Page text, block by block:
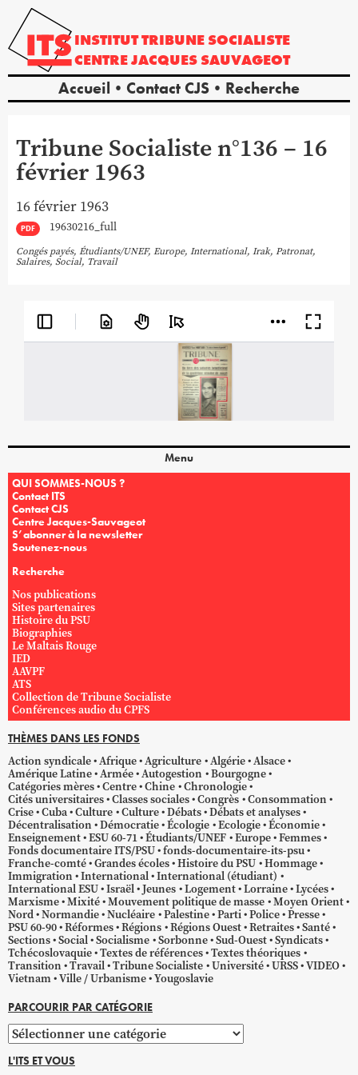
INSTITUTTRIBUNE SOCIALISTE
CENTREJACQUES SAUVAGEOT
Accueil Contact CJS Recherche
Tribune Socialiste n°136 – 16
février 1963
16 février 1963
PDF 19630216_full
Congés payés, Étudiants/UNEF, Europe, International, Irak, Patronat,
Salaires, Social, Travail
Menu
QUI SOMMES-NOUS ?
Contact ITS
Contact CJS
Centre Jacques-Sauvageot
S’abonner à la newsletter
Soutenez-nous
Recherche
Nos publications
Sites partenaires
Histoire du PSU
Biographies
Le Maltais Rouge
IED
AAVPF
ATS
Collection de Tribune Socialiste
Conférences audio du CPFS
THÈMES DANS LES FONDS
Action syndicale Afrique Agriculture Algérie Alsace
Amérique Latine Armée Autogestion
Bourgogne
Catégories mères Centre Chine Chronologie
Cités universitaires Classes sociales Congrès Consommation
Crise Cuba Culture Culture Débats Débats et analyses
Décentralisation Démocratie Écologie Ecologie Économie
Enseignement ESU 60-71 Étudiants/UNEF Europe Femmes
Fonds documentaire ITS/PSU fonds-documentaire-its-psu
Franche-comté Grandes écoles Histoire du PSU Hommage
Immigration International International (étudiant)
International ESU Israël Jeunes Logement Lorraine Lycées
Marxisme Mixité Mouvement politique de masse Moyen Orient
Nord Normandie Nucléaire Palestine Parti Police Presse
PSU 60-90 Réformes Régions Régions Ouest Retraites Santé
Sections Social Socialisme Sorbonne Sud-Ouest Syndicats
Tchécoslovaquie Textes de références Textes théoriques
Transition Travail Tribune Socialiste Université URSS VIDEO
Vietnam Ville / Urbanisme Yougoslavie
PARCOURIR PAR CATÉGORIE
Parcourir
par
catégorie
L'ITS ET VOUS